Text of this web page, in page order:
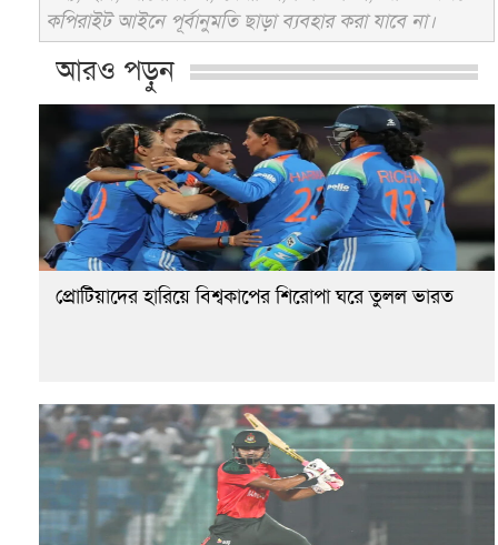
কপিরাইট আইনে পূর্বানুমতি ছাড়া ব্যবহার করা যাবে না।
আরও পড়ুন
প্রোটিয়াদের হারিয়ে বিশ্বকাপের শিরোপা ঘরে তুলল ভারত